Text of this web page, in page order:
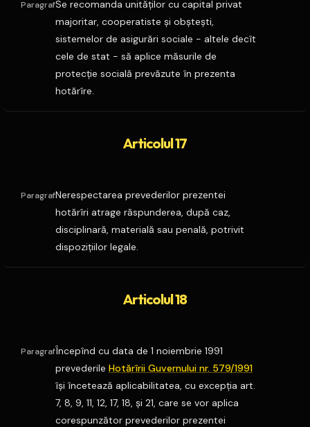
ParagrafSe recomanda unităţilor cu capital privat
majoritar, cooperatiste şi obşteşti,
sistemelor de asigurări sociale - altele decît
cele de stat - să aplice măsurile de
protecţie socială prevăzute în prezenta
hotărîre.
Articolul 17
ParagrafNerespectarea prevederilor prezentei
hotărîri atrage răspunderea, după caz,
disciplinară, materială sau penală, potrivit
dispoziţiilor legale.
Articolul 18
ParagrafÎncepînd cu data de 1 noiembrie 1991
prevederile Hotărîrii Guvernului nr. 579/1991
îşi încetează aplicabilitatea, cu excepţia art.
7, 8, 9, 11, 12, 17, 18, şi 21, care se vor aplica
corespunzător prevederilor prezentei